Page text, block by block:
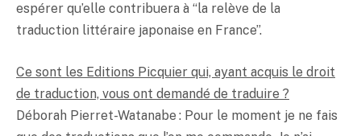
espérer qu’elle contribuera à “la relève de la
traduction littéraire japonaise en France”.
Ce sont les Editions Picquier qui, ayant acquis le droit
de traduction, vous ont demandé de traduire ?
Déborah Pierret-Watanabe : Pour le moment je ne fais